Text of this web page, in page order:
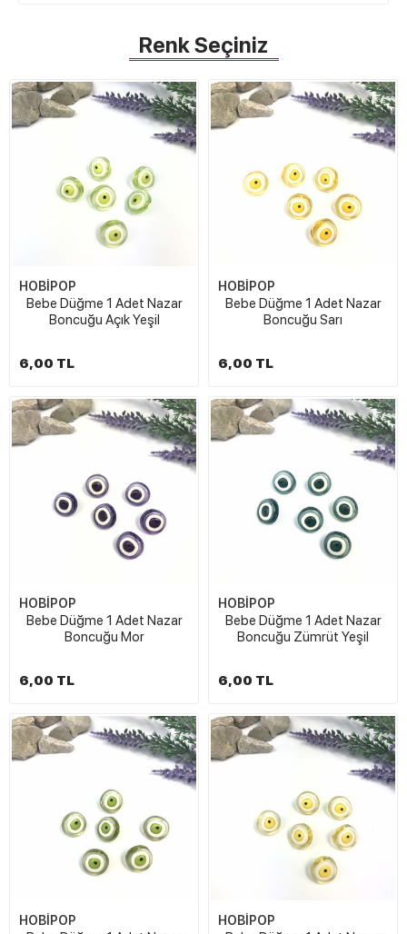
Renk Seçiniz
HOBİPOP
Bebe Düğme 1 Adet Nazar
Boncuğu Açık Yeşil
6,00 TL
HOBİPOP
Bebe Düğme 1 Adet Nazar
Boncuğu Sarı
6,00 TL
HOBİPOP
Bebe Düğme 1 Adet Nazar
Boncuğu Mor
6,00 TL
HOBİPOP
Bebe Düğme 1 Adet Nazar
Boncuğu Zümrüt Yeşil
6,00 TL
HOBİPOP HOBİPOP